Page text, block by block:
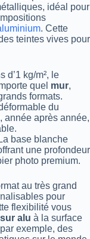
idéal pour
. Cette
teintes vives pour
d’1 kg/m², le
quel mur,
formats.
du
année après année,
base blanche
une profondeur
photo premium.
au très grand
pour
flexibilité vous
alu à la surface
exemple, des